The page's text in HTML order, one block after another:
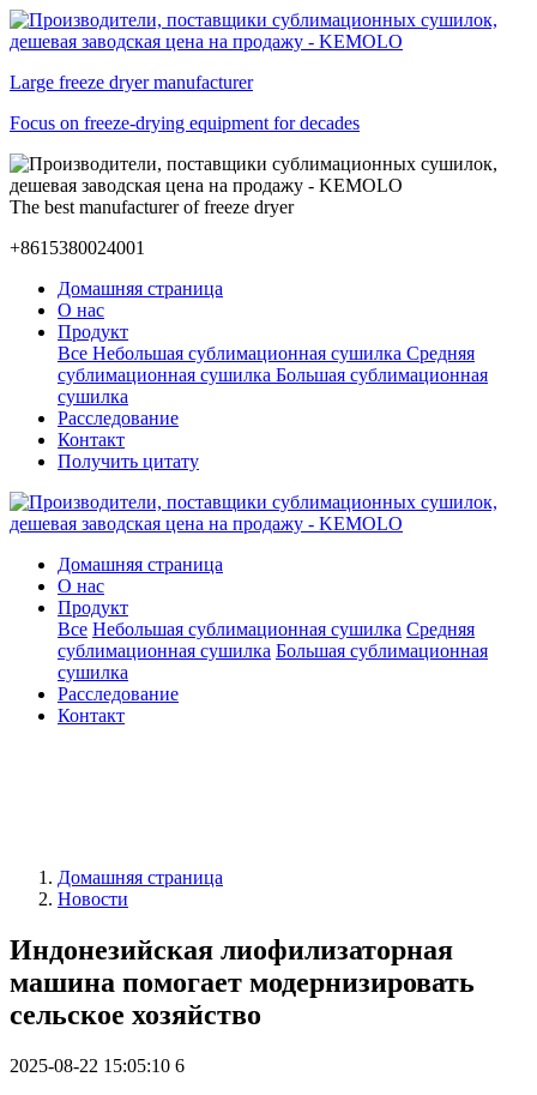
Large freeze dryer manufacturer
Focus on freeze-drying equipment for decades
The best manufacturer of freeze dryer
+8615380024001
Домашняя страница
О нас
Продукт
Все Небольшая сублимационная сушилка Средняя
сублимационная сушилка Большая сублимационная
сушилка
Расследование
Контакт
Получить цитату
Домашняя страница
О нас
Продукт
Все Небольшая сублимационная сушилка Средняя
сублимационная сушилка Большая сублимационная
сушилка
Расследование
Контакт
Домашняя страница
Новости
Индонезийская лиофилизаторная
машина помогает модернизировать
сельское хозяйство
2025-08-22 15:05:10 6